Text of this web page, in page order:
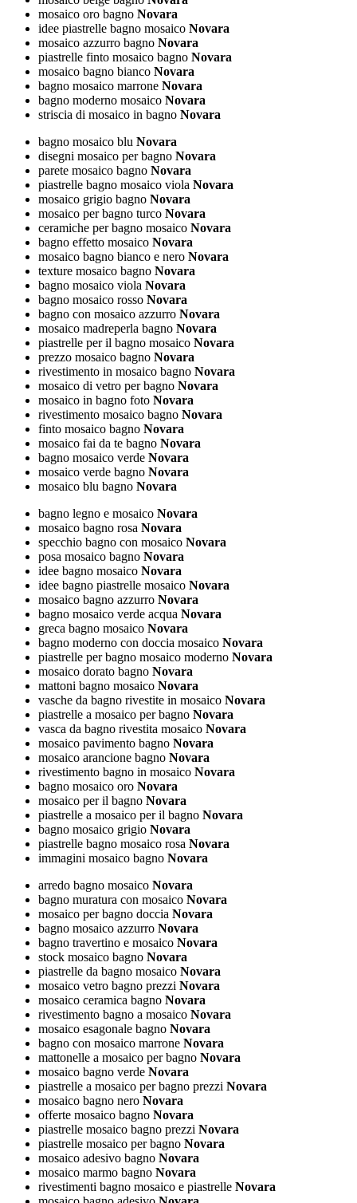
mosaico oro bagno Novara
idee piastrelle bagno mosaico Novara
mosaico azzurro bagno Novara
piastrelle finto mosaico bagno Novara
mosaico bagno bianco Novara
bagno mosaico marrone Novara
bagno moderno mosaico Novara
striscia di mosaico in bagno Novara
bagno mosaico blu Novara
disegni mosaico per bagno Novara
parete mosaico bagno Novara
piastrelle bagno mosaico viola Novara
mosaico grigio bagno Novara
mosaico per bagno turco Novara
ceramiche per bagno mosaico Novara
bagno effetto mosaico Novara
mosaico bagno bianco e nero Novara
texture mosaico bagno Novara
bagno mosaico viola Novara
bagno mosaico rosso Novara
bagno con mosaico azzurro Novara
mosaico madreperla bagno Novara
piastrelle per il bagno mosaico Novara
prezzo mosaico bagno Novara
rivestimento in mosaico bagno Novara
mosaico di vetro per bagno Novara
mosaico in bagno foto Novara
rivestimento mosaico bagno Novara
finto mosaico bagno Novara
mosaico fai da te bagno Novara
bagno mosaico verde Novara
mosaico verde bagno Novara
mosaico blu bagno Novara
bagno legno e mosaico Novara
mosaico bagno rosa Novara
specchio bagno con mosaico Novara
posa mosaico bagno Novara
idee bagno mosaico Novara
idee bagno piastrelle mosaico Novara
mosaico bagno azzurro Novara
bagno mosaico verde acqua Novara
greca bagno mosaico Novara
bagno moderno con doccia mosaico Novara
piastrelle per bagno mosaico moderno Novara
mosaico dorato bagno Novara
mattoni bagno mosaico Novara
vasche da bagno rivestite in mosaico Novara
piastrelle a mosaico per bagno Novara
vasca da bagno rivestita mosaico Novara
mosaico pavimento bagno Novara
mosaico arancione bagno Novara
rivestimento bagno in mosaico Novara
bagno mosaico oro Novara
mosaico per il bagno Novara
piastrelle a mosaico per il bagno Novara
bagno mosaico grigio Novara
piastrelle bagno mosaico rosa Novara
immagini mosaico bagno Novara
arredo bagno mosaico Novara
bagno muratura con mosaico Novara
mosaico per bagno doccia Novara
bagno mosaico azzurro Novara
bagno travertino e mosaico Novara
stock mosaico bagno Novara
piastrelle da bagno mosaico Novara
mosaico vetro bagno prezzi Novara
mosaico ceramica bagno Novara
rivestimento bagno a mosaico Novara
mosaico esagonale bagno Novara
bagno con mosaico marrone Novara
mattonelle a mosaico per bagno Novara
mosaico bagno verde Novara
piastrelle a mosaico per bagno prezzi Novara
mosaico bagno nero Novara
offerte mosaico bagno Novara
piastrelle mosaico bagno prezzi Novara
piastrelle mosaico per bagno Novara
mosaico adesivo bagno Novara
mosaico marmo bagno Novara
rivestimenti bagno mosaico e piastrelle Novara